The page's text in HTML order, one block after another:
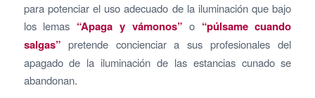
para potenciar el uso adecuado de la iluminación que bajo
los lemas “Apaga y vámonos”o “púlsame cuando
salgas”pretende concienciar a sus profesionales del
apagado de la iluminación de las estancias cunado se
abandonan.